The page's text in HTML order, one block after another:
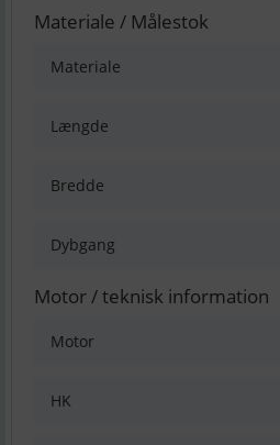
Materiale / Målestok
Materiale
Længde
Bredde
Dybgang
Motor / teknisk information
Motor
HK